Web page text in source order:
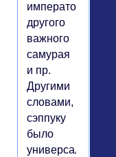
императора,
другого
важного
самурая
и пр.
Другими
словами,
сэппуку
было
универсальным